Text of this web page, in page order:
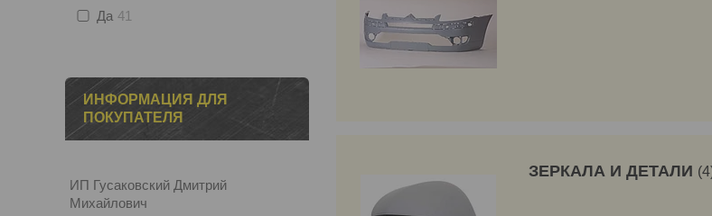
ЗЕРКАЛА И ДЕТАЛИ 4
Да 41
ИНФОРМАЦИЯ ДЛЯ
ПОКУПАТЕЛЯ
ИП Гусаковский Дмитрий
Михайлович